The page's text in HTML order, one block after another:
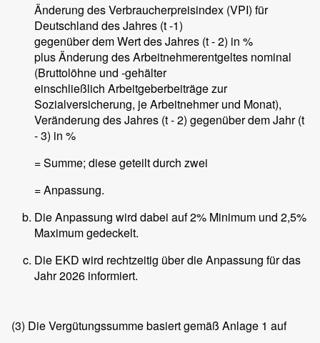
Änderung des Verbraucherpreisindex (VPI) für
Deutschland des Jahres (t -1)
gegenüber dem Wert des Jahres (t - 2) in %
plus Änderung des Arbeitnehmerentgeltes nominal
(Bruttolöhne und -gehälter
einschließlich Arbeitgeberbeiträge zur
Sozialversicherung, je Arbeitnehmer und Monat),
Veränderung des Jahres (t - 2) gegenüber dem Jahr (t
- 3) in %
= Summe; diese geteilt durch zwei
= Anpassung.
Die Anpassung wird dabei auf 2% Minimum und 2,5%
Maximum gedeckelt.
Die EKD wird rechtzeitig über die Anpassung für das
Jahr 2026 informiert.
(3) Die Vergütungssumme basiert gemäß Anlage 1 auf